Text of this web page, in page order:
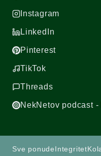
Instagram
LinkedIn
Pinterest
TikTok
Threads
NekNetov podcast
Sve ponudeIntegritet